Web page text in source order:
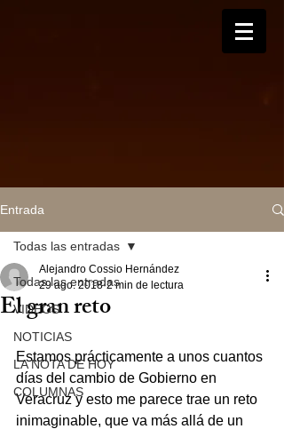
Entrada
Todas las entradas
VIDEOS
NOTICIAS
LA NOTA DE HOY
COLUMNAS
Todas las entradas
El gran reto
Alejandro Cossio Hernández
29 ago. 2018 2 min de lectura
Estamos prácticamente a unos cuantos
días del cambio de Gobierno en
Veracruz y esto me parece trae un reto
inimaginable, que va más allá de un